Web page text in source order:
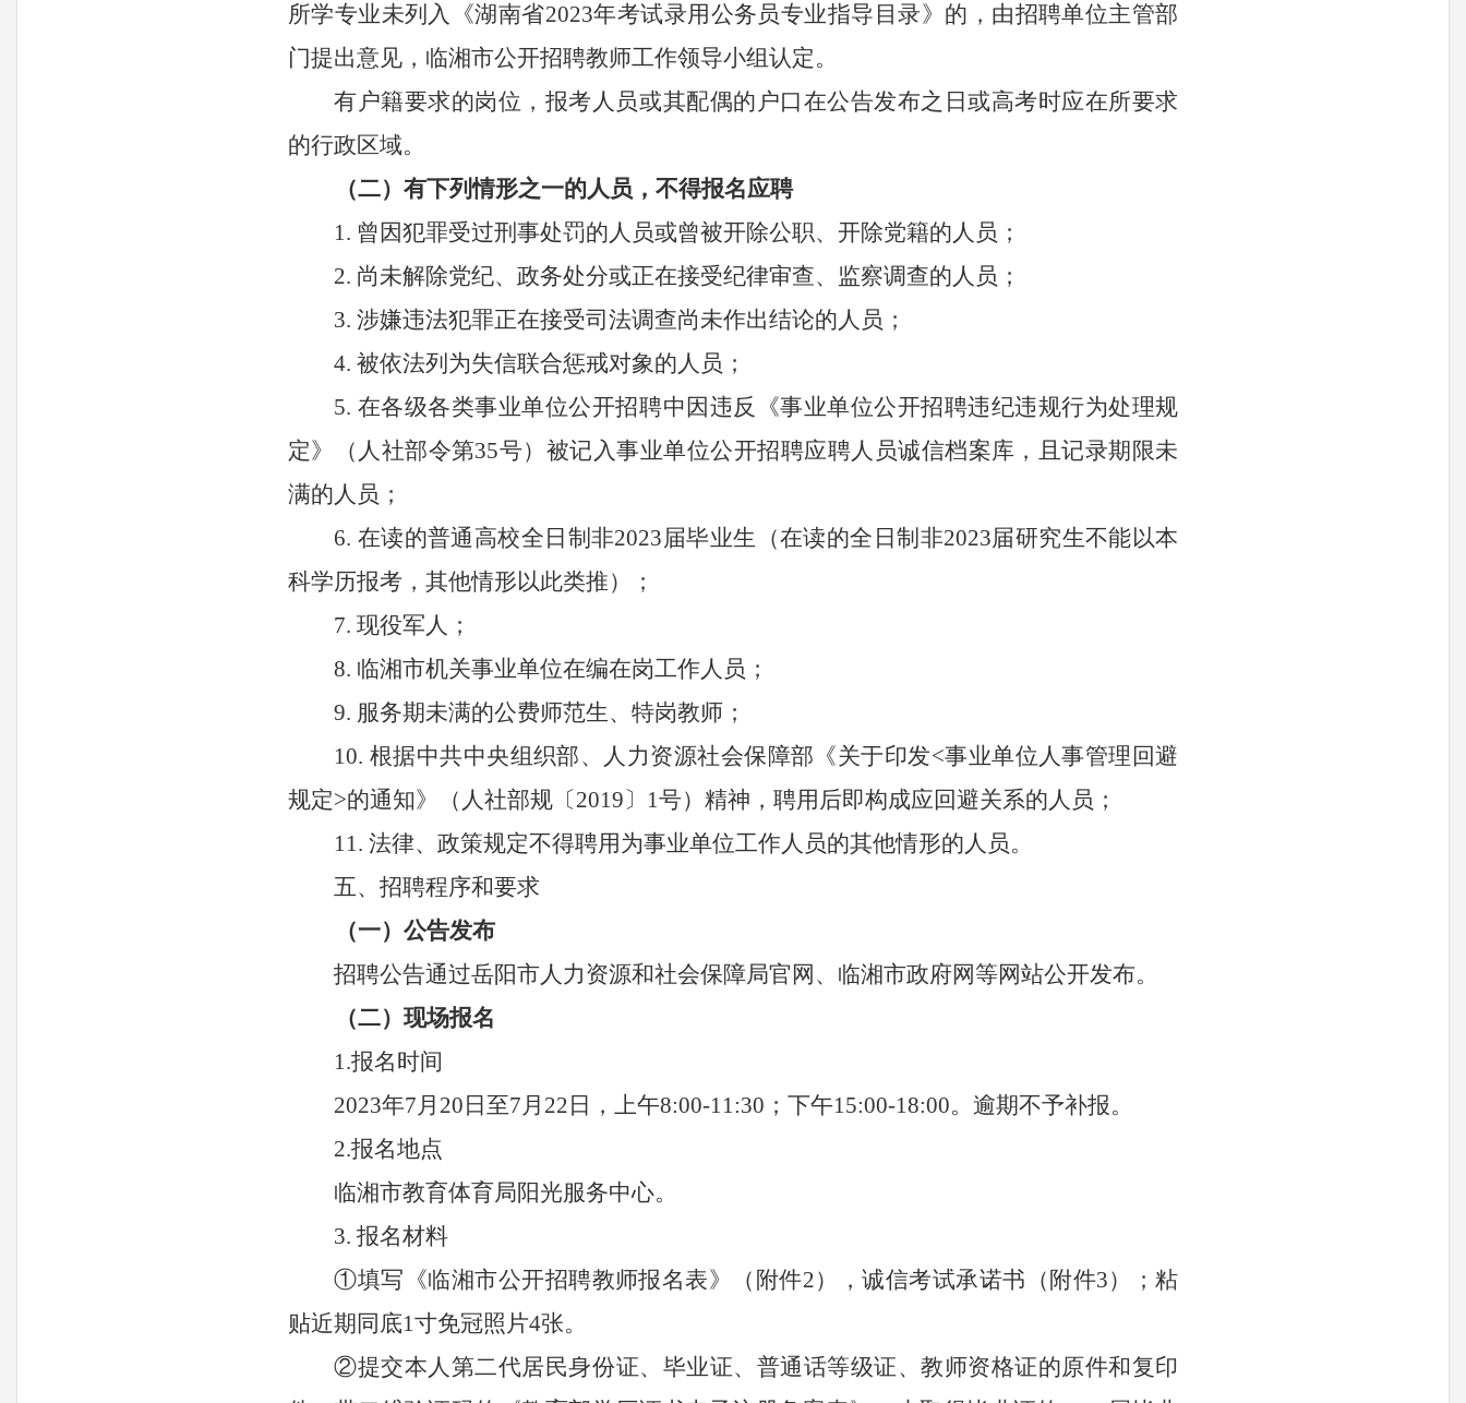
所学专业未列入《湖南省2023年考试录用公务员专业指导目录》的，由招聘单位主管部
门提出意见， 临湘市公开招聘教师工作领导小组认定。
有户籍要求的岗位，报考人员或其配偶的户口在公告发布之日或高考时应在所要求
的行政区域。
（二）有下列情形之一的人员，不得报名应聘
1. 曾因犯罪受过刑事处罚的人员或曾被开除公职、开除党籍的人员；
2. 尚未解除党纪、政务处分或正在接受纪律审查、监察调查的人员；
3. 涉嫌违法犯罪正在接受司法调查尚未作出结论的人员；
4. 被依法列为失信联合惩戒对象的人员；
5. 在各级各类事业单位公开招聘中因违反《事业单位公开招聘违纪违规行为处理规
定》（人社部令第35号）被记入事业单位公开招聘应聘人员诚信档案库，且记录期限未
满的人员；
6. 在读的普通高校全日制非2023届毕业生（在读的全日制非2023届研究生不能以本
科学历报考，其他情形以此类推）；
7. 现役军人；
8. 临湘市机关事业单位在编在岗工作人员；
9. 服务期未满的公费师范生、特岗教师；
10. 根据中共中央组织部、人力资源社会保障部《关于印发<事业单位人事管理回避
规定>的通知》（人社部规〔2019〕1号）精神，聘用后即构成应回避关系的人员；
11. 法律、政策规定不得聘用为事业单位工作人员的其他情形的人员。
五、招聘程序和要求
（一）公告发布
招聘公告通过岳阳市人力资源和社会保障局官网、临湘市政府网等网站公开发布。
（二）现场报名
1.报名时间
2023年7月 20 日至7月 22 日 ，上午8:00-11:30；下午15:00-18:00。逾期不予补报。
2.报名地点
临湘市教育体育局阳光服务中心。
3. 报名材料
①填写《临湘市公开招聘教师报名表》 （ 附件2） ，诚信考试承诺书（附件3）； 粘
贴近期同底1寸免冠照片4张。
②提交本人第二代居民身份证、毕业证、普通话等级证、教师资格证的原件和复印